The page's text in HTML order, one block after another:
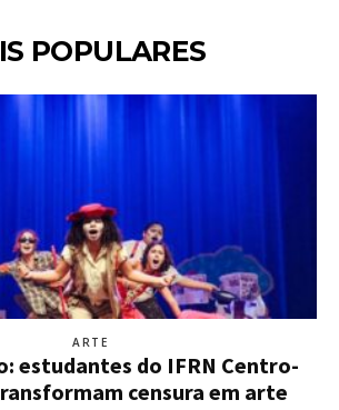
POPULARES
ARTE
estudantes do IFRN Centro-
censura em arte